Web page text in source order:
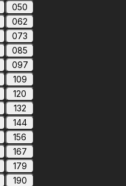
050
062
073
085
097
109
120
132
144
156
167
179
190